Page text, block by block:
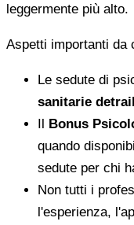
leggermente più alto.
Aspetti importanti da
Le sedute di
sanitarie
Il Bonus
quando
sedute per chi
Non tutti i
l'esperienza,